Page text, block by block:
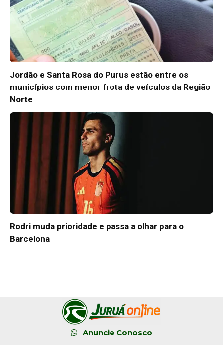
Jordão e Santa Rosa do Purus estão entre os
municípios com menor frota de veículos da Região
Norte
Rodri muda prioridade e passa a olhar para o
Barcelona
Anuncie Conosco